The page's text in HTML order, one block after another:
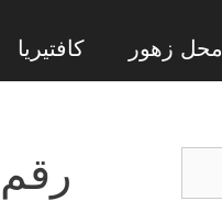
محل زهور كافتيريا